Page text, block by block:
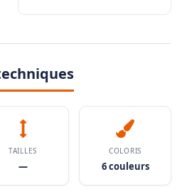
TAILLES
—
COLORIS
6 couleurs